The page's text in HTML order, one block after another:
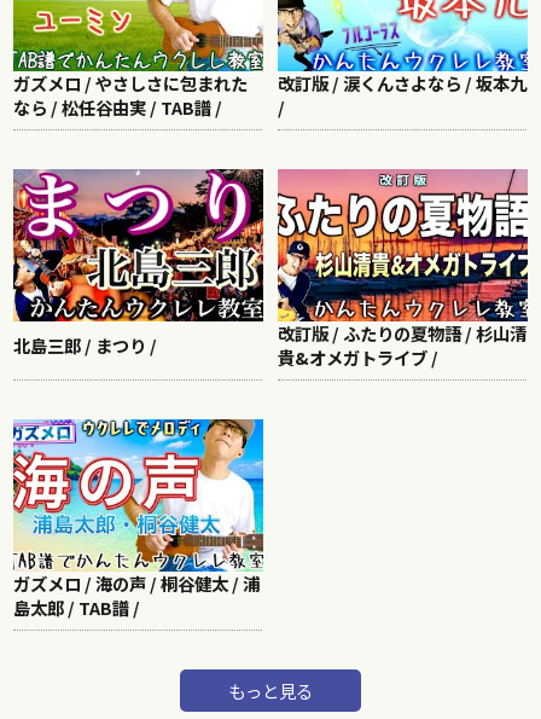
ガズメロ / やさしさに包まれた
なら / 松任谷由実 / TAB譜 /
改訂版 / 涙くんさよなら / 坂本九
/
北島三郎 / まつり /
改訂版 / ふたりの夏物語 / 杉山清
貴&オメガトライブ /
ガズメロ / 海の声 / 桐谷健太 / 浦
島太郎 / TAB譜 /
もっと見る